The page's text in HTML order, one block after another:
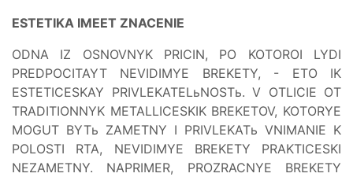
ESTETIKA IMEET ZNACENIE
ODNA IZ OSNOVNYK PRICIN, PO KOTOROI LYDI
PREDPOCITAYT NEVIDIMYE BREKETY, - ETO IK
ESTETICESKAY PRIVLEKATELьNOSTь. V OTLICIE OT
TRADITIONNYK METALLICESKIK BREKETOV, KOTORYE
MOGUT BYTь ZAMETNY I PRIVLEKATь VNIMANIE K
POLOSTI RTA, NEVIDIMYE BREKETY PRAKTICESKI
NEZAMETNY. NAPRIMER, PROZRACNYE BREKETY